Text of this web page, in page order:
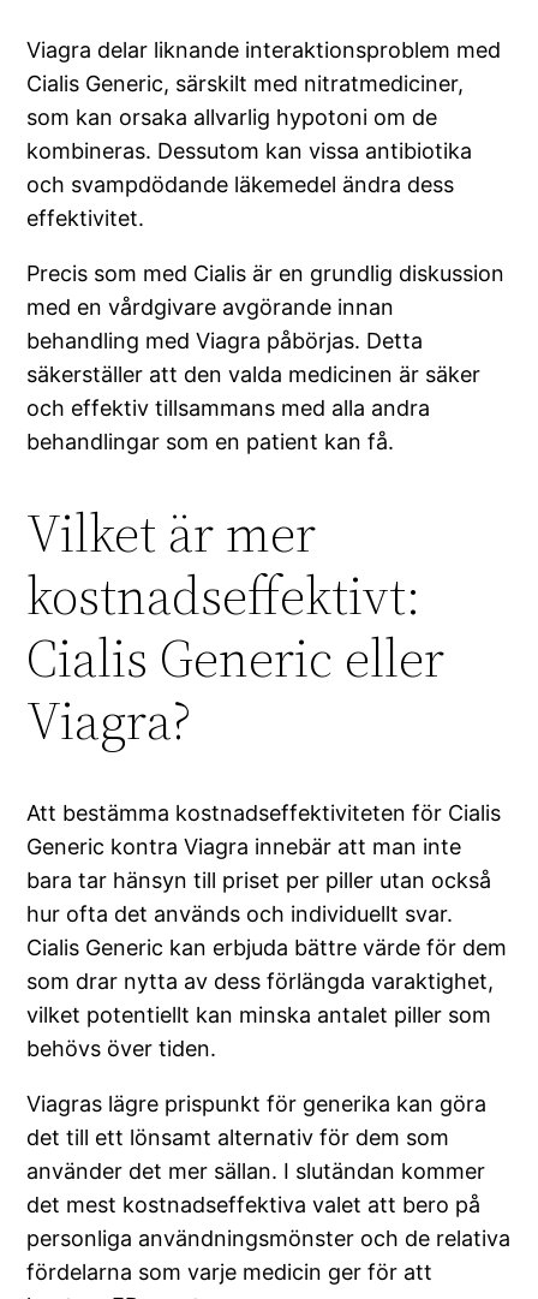
Viagra delar liknande interaktionsproblem med
Cialis Generic, särskilt med nitratmediciner,
som kan orsaka allvarlig hypotoni om de
kombineras. Dessutom kan vissa antibiotika
och svampdödande läkemedel ändra dess
effektivitet.
Precis som med Cialis är en grundlig diskussion
med en vårdgivare avgörande innan
behandling med Viagra påbörjas. Detta
säkerställer att den valda medicinen är säker
och effektiv tillsammans med alla andra
behandlingar som en patient kan få.
Vilket är mer
kostnadseffektivt:
Cialis Generic eller
Viagra?
Att bestämma kostnadseffektiviteten för Cialis
Generic kontra Viagra innebär att man inte
bara tar hänsyn till priset per piller utan också
hur ofta det används och individuellt svar.
Cialis Generic kan erbjuda bättre värde för dem
som drar nytta av dess förlängda varaktighet,
vilket potentiellt kan minska antalet piller som
behövs över tiden.
Viagras lägre prispunkt för generika kan göra
det till ett lönsamt alternativ för dem som
använder det mer sällan. I slutändan kommer
det mest kostnadseffektiva valet att bero på
personliga användningsmönster och de relativa
fördelarna som varje medicin ger för att